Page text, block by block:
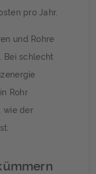
pro Jahr.
und Rohre
Bei schlecht
Rohr
wie der